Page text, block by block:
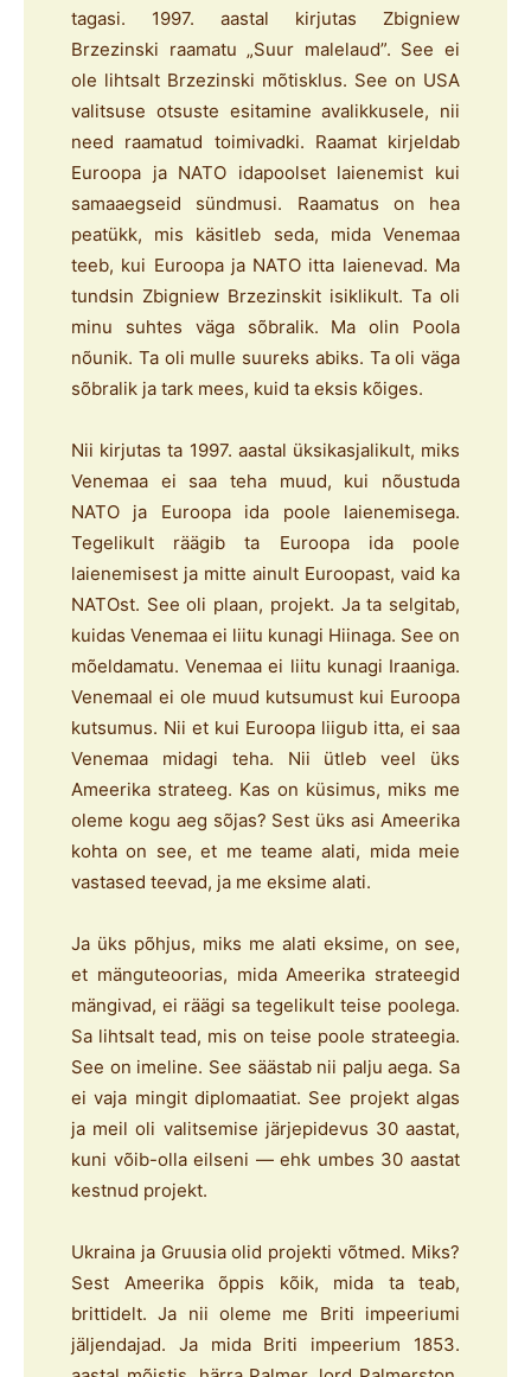
tagasi. 1997. aastal kirjutas Zbigniew
Brzezinski raamatu „Suur malelaud”. See ei
ole lihtsalt Brzezinski mõtisklus. See on USA
valitsuse otsuste esitamine avalikkusele, nii
need raamatud toimivadki. Raamat kirjeldab
Euroopa ja NATO idapoolset laienemist kui
samaaegseid sündmusi. Raamatus on hea
peatükk, mis käsitleb seda, mida Venemaa
teeb, kui Euroopa ja NATO itta laienevad. Ma
tundsin Zbigniew Brzezinskit isiklikult. Ta oli
minu suhtes väga sõbralik. Ma olin Poola
nõunik. Ta oli mulle suureks abiks. Ta oli väga
sõbralik ja tark mees, kuid ta eksis kõiges.
Nii kirjutas ta 1997. aastal üksikasjalikult, miks
Venemaa ei saa teha muud, kui nõustuda
NATO ja Euroopa ida poole laienemisega.
Tegelikult räägib ta Euroopa ida poole
laienemisest ja mitte ainult Euroopast, vaid ka
NATOst. See oli plaan, projekt. Ja ta selgitab,
kuidas Venemaa ei liitu kunagi Hiinaga. See on
mõeldamatu. Venemaa ei liitu kunagi Iraaniga.
Venemaal ei ole muud kutsumust kui Euroopa
kutsumus. Nii et kui Euroopa liigub itta, ei saa
Venemaa midagi teha. Nii ütleb veel üks
Ameerika strateeg. Kas on küsimus, miks me
oleme kogu aeg sõjas? Sest üks asi Ameerika
kohta on see, et me teame alati, mida meie
vastased teevad, ja me eksime alati.
Ja üks põhjus, miks me alati eksime, on see,
et mänguteoorias, mida Ameerika strateegid
mängivad, ei räägi sa tegelikult teise poolega.
Sa lihtsalt tead, mis on teise poole strateegia.
See on imeline. See säästab nii palju aega. Sa
ei vaja mingit diplomaatiat. See projekt algas
ja meil oli valitsemise järjepidevus 30 aastat,
kuni võib-olla eilseni — ehk umbes 30 aastat
kestnud projekt.
Ukraina ja Gruusia olid projekti võtmed. Miks?
Sest Ameerika õppis kõik, mida ta teab,
brittidelt. Ja nii oleme me Briti impeeriumi
jäljendajad. Ja mida Briti impeerium 1853.